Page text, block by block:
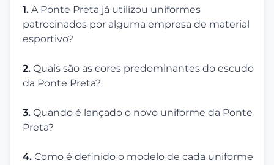
1. A Ponte Preta já utilizou uniformes
patrocinados por alguma empresa de material
esportivo?
2. Quais são as cores predominantes do escudo
da Ponte Preta?
3. Quando é lançado o novo uniforme da Ponte
Preta?
4. Como é definido o modelo de cada uniforme